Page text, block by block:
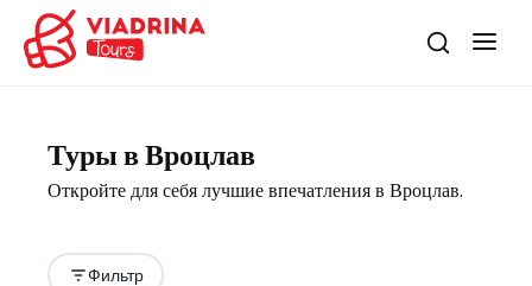
Туры в Вроцлав
Откройте для себя лучшие впечатления в Вроцлав.
Фильтр